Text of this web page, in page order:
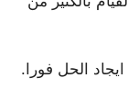
الحل فورا.